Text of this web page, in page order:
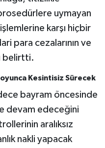
uymayan
karşı hiçbir
para cezalarının ve
belirtti.
Kesintisiz Sürecek
bayram öncesinde
devam edeceğini
aralıksız
nakli yapacak